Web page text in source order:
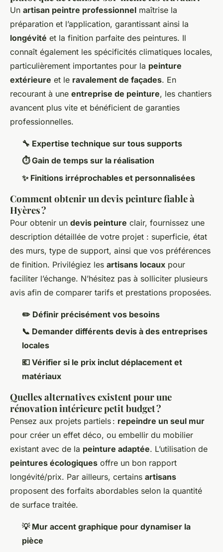
Un artisan peintre professionnel maîtrise la
préparation et l’application, garantissant ainsi la
longévité et la finition parfaite des peintures. Il
connaît également les spécificités climatiques locales,
particulièrement importantes pour la peinture
extérieure et le ravalement de façades. En
recourant à une entreprise de peinture, les chantiers
avancent plus vite et bénéficient de garanties
professionnelles.
🔧 Expertise technique sur tous supports
⏱️ Gain de temps sur la réalisation
✨ Finitions irréprochables et personnalisées
Comment obtenir un devis peinture fiable à
Hyères ?
Pour obtenir un devis peinture clair, fournissez une
description détaillée de votre projet : superficie, état
des murs, type de support, ainsi que vos préférences
de finition. Privilégiez les artisans locaux pour
faciliter l’échange. N’hésitez pas à solliciter plusieurs
avis afin de comparer tarifs et prestations proposées.
✏️ Définir précisément vos besoins
📞 Demander différents devis à des entreprises
locales
💶 Vérifier si le prix inclut déplacement et
matériaux
Quelles alternatives existent pour une
rénovation intérieure petit budget ?
Pensez aux projets partiels : repeindre un seul mur
pour créer un effet déco, ou embellir du mobilier
existant avec de la peinture adaptée. L’utilisation de
peintures écologiques offre un bon rapport
longévité/prix. Par ailleurs, certains artisans
proposent des forfaits abordables selon la quantité
de surface traitée.
💡 Mur accent graphique pour dynamiser la
pièce